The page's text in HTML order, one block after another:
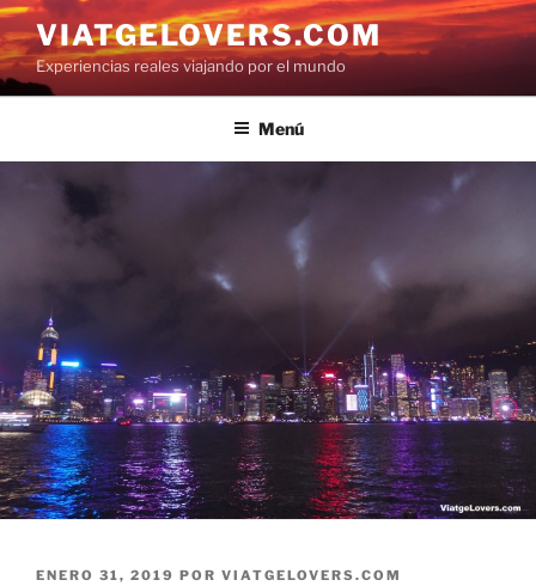
Saltar
al
contenido
VIATGELOVERS.COM
Experiencias reales viajando por el mundo
Menú
PUBLICADO
ENERO 31, 2019 POR VIATGELOVERS.COM